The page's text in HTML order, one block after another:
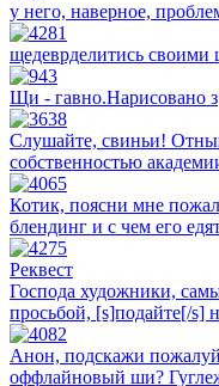
у него, наверное,
щедеврделитись
Щи - гaвно.Нарисовано з
Слушайте, свиньи!
собственностью
Котик, поясни мне
блендинг и с чем его
Реквест
Господа художники,
просьбой, [s]подайте[/s]
Анон, подскажи
оффлайновый ши?